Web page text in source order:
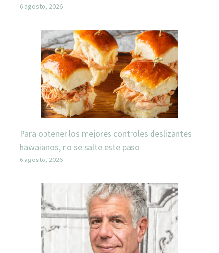
6 agosto, 2026
Para obtener los mejores controles deslizantes
hawaianos, no se salte este paso
6 agosto, 2026